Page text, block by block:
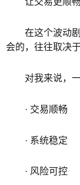
在这个波动
会的，往往取决
对我来说，
· 交易顺畅
· 系统稳定
· 风险可控